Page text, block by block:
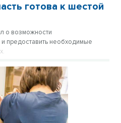
готова к шестой
о возможности
предоставить необходимые